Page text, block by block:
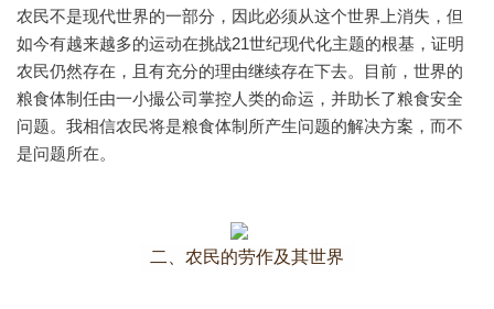
农民不是现代世界的一部分，因此必须从这个世界上消失，但
如今有越来越多的运动在挑战21世纪现代化主题的根基，证明
农民仍然存在，且有充分的理由继续存在下去。目前，世界的
粮食体制任由一小撮公司掌控人类的命运，并助长了粮食安全
问题。我相信农民将是粮食体制所产生问题的解决方案，而不
是问题所在。
二、农民的劳作及其世界